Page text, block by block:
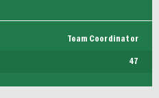
Team Coordinator
47